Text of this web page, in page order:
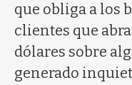
que obliga a los
clientes que
dólares sobre
generado